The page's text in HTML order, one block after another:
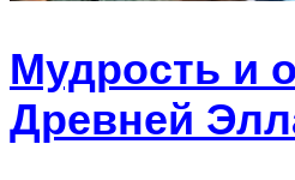
Мудрость и
Древней